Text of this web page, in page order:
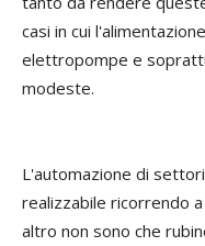
casi in cui
elettropompe e
modeste.
L'automazione di
realizzabile ricorrendo
altro non sono che